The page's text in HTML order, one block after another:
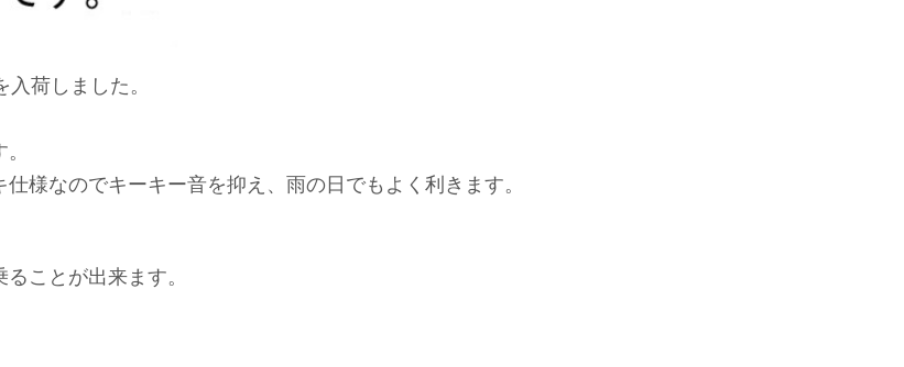
荷しました。
様なのでキーキー音を抑え、雨の日でもよく利きます。
ことが出来ます。